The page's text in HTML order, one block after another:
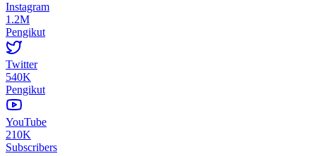
Instagram
1.2M
Pengikut
Twitter
540K
Pengikut
YouTube
210K
Subscribers